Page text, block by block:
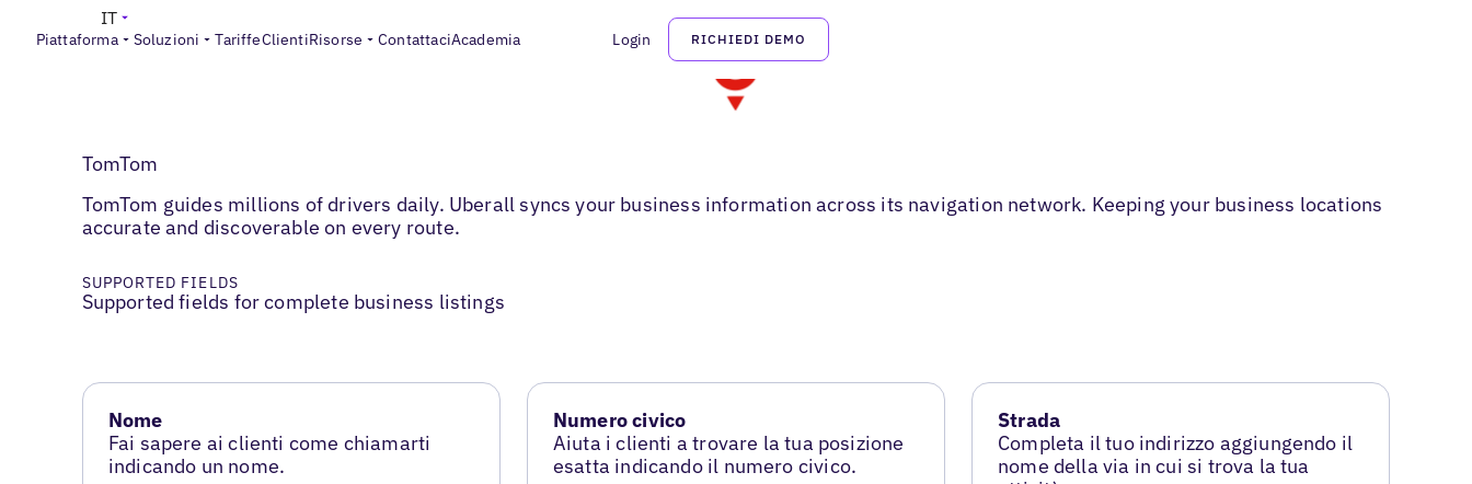
Piattaforma Soluzioni TariffeClientiRisorse ContattaciAcademia Login RICHIEDI DEMO
IT
TomTom
TomTom guides millions of drivers daily. Uberall syncs your business information across its navigation network. Keeping your business locations
accurate and discoverable on every route.
SUPPORTED FIELDS
Supported fields for complete business listings
Nome
Fai sapere ai clienti come chiamarti
indicando un nome.
Numero civico
Aiuta i clienti a trovare la tua posizione
esatta indicando il numero civico.
Strada
Completa il tuo indirizzo aggiungendo il
nome della via in cui si trova la tua